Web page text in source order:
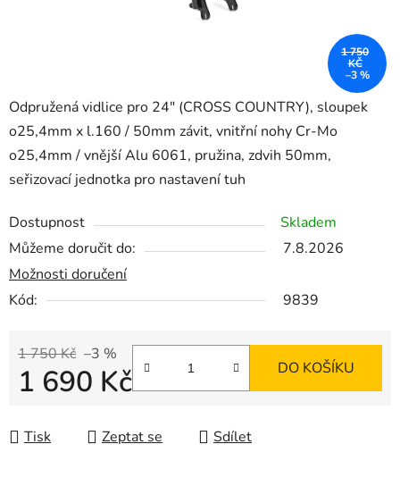
Odpružená vidlice pro 24" (CROSS COUNTRY), sloupek
o25,4mm x l.160 / 50mm závit, vnitřní nohy Cr-Mo
o25,4mm / vnější Alu 6061, pružina, zdvih 50mm,
seřizovací jednotka pro nastavení tuh
Dostupnost
Skladem
Můžeme doručit do:
7.8.2026
Možnosti doručení
Kód:
9839
1 750 Kč –3 %
1 690 Kč DO KOŠÍKU
Tisk Zeptat se Sdílet
1 750
KČ
–3 %